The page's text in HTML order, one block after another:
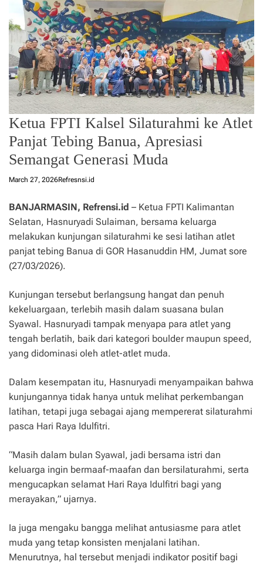
Ketua FPTI Kalsel Silaturahmi ke Atlet
Panjat Tebing Banua, Apresiasi
Semangat Generasi Muda
March 27, 2026Refresnsi.id
BANJARMASIN, Refrensi.id – Ketua FPTI Kalimantan
Selatan, Hasnuryadi Sulaiman, bersama keluarga
melakukan kunjungan silaturahmi ke sesi latihan atlet
panjat tebing Banua di GOR Hasanuddin HM, Jumat sore
(27/03/2026).
Kunjungan tersebut berlangsung hangat dan penuh
kekeluargaan, terlebih masih dalam suasana bulan
Syawal. Hasnuryadi tampak menyapa para atlet yang
tengah berlatih, baik dari kategori boulder maupun speed,
yang didominasi oleh atlet-atlet muda.
Dalam kesempatan itu, Hasnuryadi menyampaikan bahwa
kunjungannya tidak hanya untuk melihat perkembangan
latihan, tetapi juga sebagai ajang mempererat silaturahmi
pasca Hari Raya Idulfitri.
“Masih dalam bulan Syawal, jadi bersama istri dan
keluarga ingin bermaaf-maafan dan bersilaturahmi, serta
mengucapkan selamat Hari Raya Idulfitri bagi yang
merayakan,” ujarnya.
Ia juga mengaku bangga melihat antusiasme para atlet
muda yang tetap konsisten menjalani latihan.
Menurutnya, hal tersebut menjadi indikator positif bagi